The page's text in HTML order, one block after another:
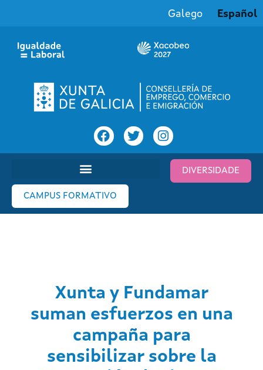
Galego Español
DIVERSIDADE
CAMPUS FORMATIVO
Xunta y Fundamar
suman esfuerzos en una
campaña para
sensibilizar sobre la